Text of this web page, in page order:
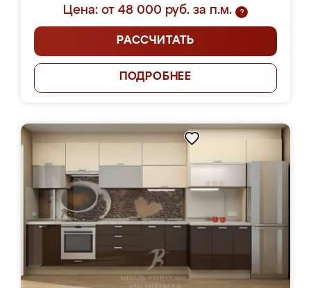
Цена: от 48 000 руб. за п.м.
?
РАССЧИТАТЬ
ПОДРОБНЕЕ